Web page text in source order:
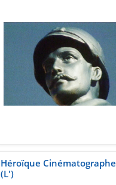
Héroïque Cinématographe
(L')